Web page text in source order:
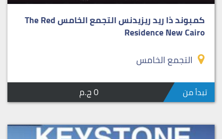
كمبوند ذا ريد ريزيدنس التجمع الخامس The Red
Residence New Cairo
التجمع الخامس
تبدأ من 0 ج.م